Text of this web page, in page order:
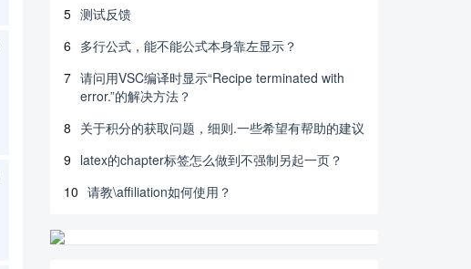
5 测试反馈
6 多行公式，能不能公式本身靠左显示？
7 请问用VSC编译时显示“Recipe terminated with
error.”的解决方法？
8 关于积分的获取问题，细则.一些希望有帮助的建议
9 latex的chapter标签怎么做到不强制另起一页？
10 请教\affiliation如何使用？